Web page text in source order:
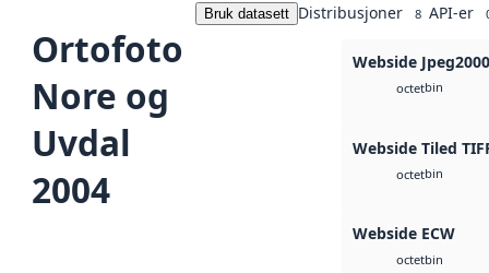
Ortofoto
Nore og
Uvdal
2004
Bruk datasett Distribusjoner 8 API-er
Webside Jpeg2000
octetbin
Webside Tiled
octetbin
Webside ECW
octetbin